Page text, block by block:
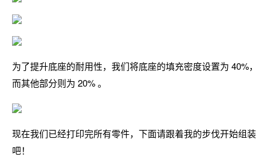
为了提升底座的耐用性，我们将底座的填充密度设置为 40%，
而其他部分则为 20% 。
现在我们已经打印完所有零件，下面请跟着我的步伐开始组装
吧！